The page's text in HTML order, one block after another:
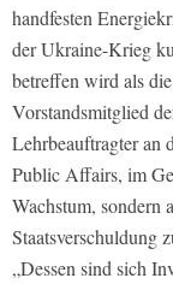
handfesten
der Ukraine-Krieg
betreffen wird als
Vorstandsmitglied
Lehrbeauftragter an
Public Affairs, im
Wachstum, sondern
Staatsverschuldung
„Dessen sind sich